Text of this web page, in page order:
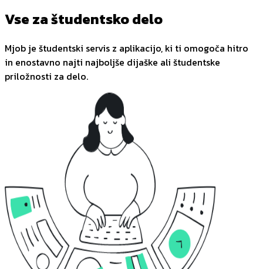
Vse za študentsko delo
Mjob je študentski servis z aplikacijo, ki ti omogoča hitro
in enostavno najti najboljše dijaške ali študentske
priložnosti za delo.